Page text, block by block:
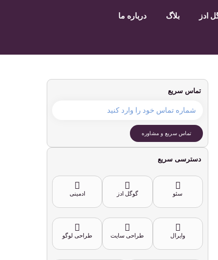
ادز بلاگ درباره ما
تماس سریع
تماس سریع و مشاوره
دسترسی سریع
سئو گوگل ادز ادمینی
وایرال طراحی سایت طراحی لوگو